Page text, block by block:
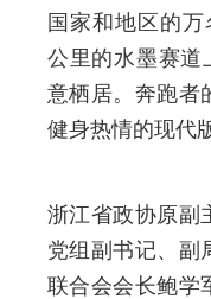
国家和地区的
公里的水墨赛道
意栖居。奔跑者
健身热情的现代
浙江省政协原副
党组副书记、副
联合会会长鲍学